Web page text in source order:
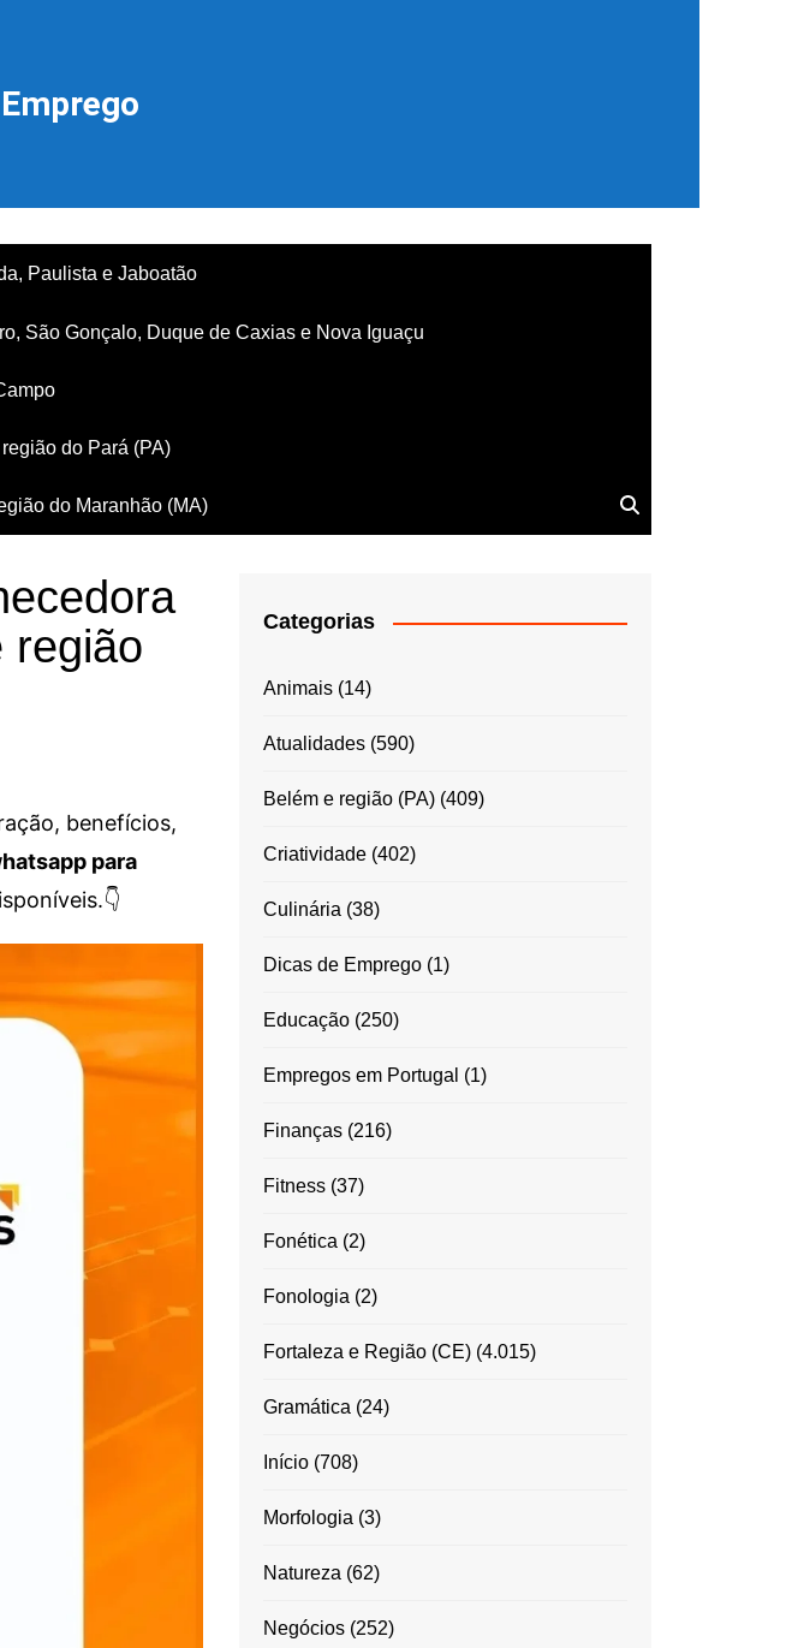
Paulista e Jaboatão
São Gonçalo, Duque de Caxias e Nova Iguaçu
do Pará (PA)
do Maranhão (MA)
região
benefícios,
para
Categorias
Animais(14)
Atualidades(590)
Belém e região (PA)(409)
Criatividade(402)
Culinária (38)
Dicas de Emprego(1)
Educação(250)
Empregos em Portugal (1)
Finanças(216)
Fitness(37)
Fonética (2)
Fonologia (2)
Fortaleza e Região (CE)(4.015)
Gramática (24)
Início(708)
Morfologia (3)
Natureza (62)
Negócios(252)